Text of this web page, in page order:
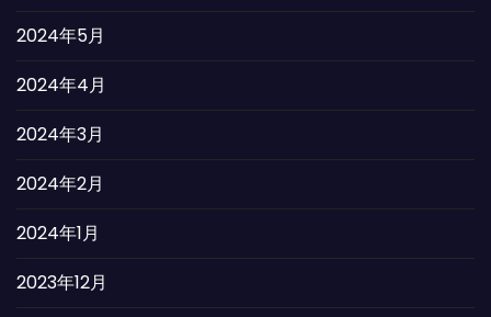
2024年5月
2024年4月
2024年3月
2024年2月
2024年1月
2023年12月